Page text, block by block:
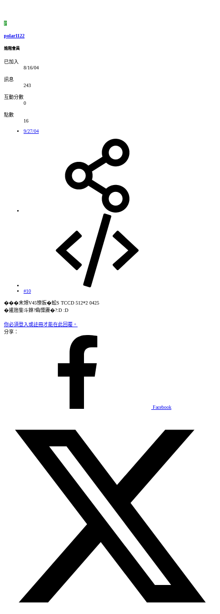
P
polar1122
進階會員
已加入
8/16/04
訊息
243
互動分數
0
點數
16
9/27/04
#10
���末頝V45憭扳�蚣S TCCD 512*2 0425
�暹迤鈭斗銝?蟡憟賡�?:D :D
你必須登入或註冊才能在此回覆。
分享：
Facebook